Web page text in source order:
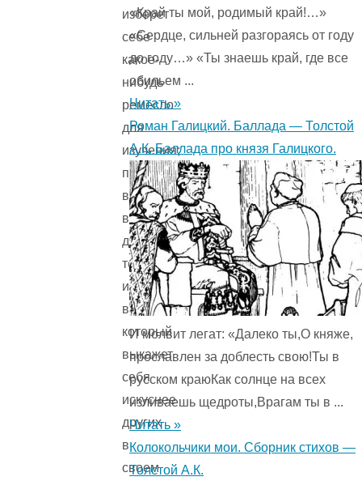
изберет
себе
какое-
нибудь
ремесло
для
изучения;
по
возвращении
вашем
домой
тот
из
вас,
который
выкажет
себя
искуснее
других
в
своем
«Край ты мой, родимый край!…»
«Сердце, сильней разгораясь от году
до году…» «Ты знаешь край, где все
обильем ...
Читать »
Роман Галицкий. Баллада — Толстой
А.К. Баллада про князя Галицкого.
И молвит легат: «Далеко ты,О княже,
прославлен за доблесть свою!Ты в
русском краюКак солнце на всех
изливаешь щедроты,Врагам ты в ...
Читать »
Колокольчики мои. Сборник стихов —
Толстой А.К.